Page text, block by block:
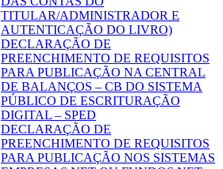
TITULAR/ADMINISTRADOR E
AUTENTICAÇÃO DO LIVRO)
DECLARAÇÃO DE
PREENCHIMENTO DE REQUISITOS
PARA PUBLICAÇÃO NA CENTRAL
DE BALANÇOS – CB DO SISTEMA
PÚBLICO DE ESCRITURAÇÃO
DIGITAL – SPED
DECLARAÇÃO DE
PREENCHIMENTO DE REQUISITOS
PARA PUBLICAÇÃO NOS SISTEMAS